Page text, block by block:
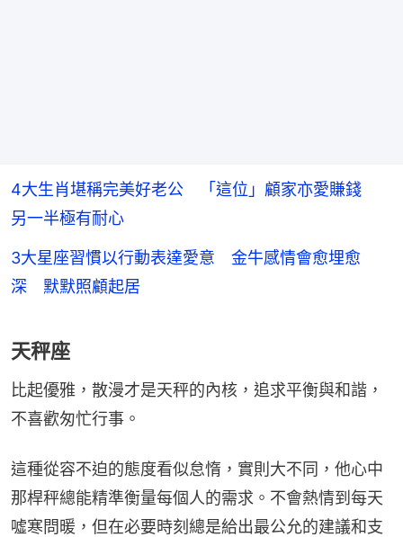
4大生肖堪稱完美好老公 「這位」顧家亦愛賺錢
另一半極有耐心
3大星座習慣以行動表達愛意 金牛感情會愈埋愈
深 默默照顧起居
天秤座
比起優雅，散漫才是天秤的內核，追求平衡與和諧，
不喜歡匆忙行事。
這種從容不迫的態度看似怠惰，實則大不同，他心中
那桿秤總能精準衡量每個人的需求。不會熱情到每天
噓寒問暖，但在必要時刻總是給出最公允的建議和支